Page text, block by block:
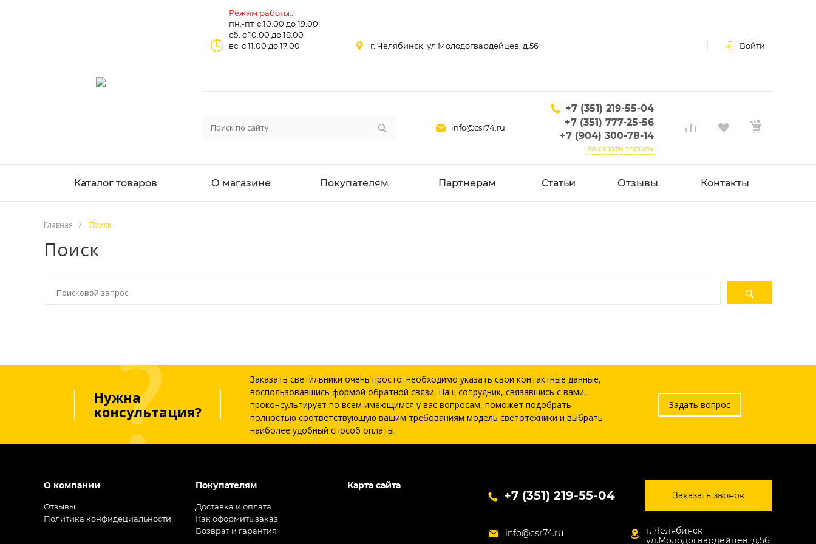
Режим работы::
пн.-пт. с 10.00 до 19.00
сб. с 10.00 до 18.00
вс. с 11.00 до 17.00
г. Челябинск, ул.Молодогвардейцев, д.56 Войти
info@csr74.ru
+7 (351) 219-55-04
+7 (351) 777-25-56
+7 (904) 300-78-14
Заказать звонок
Каталог товаров О магазине Покупателям Партнерам Статьи Отзывы Контакты
Главная / Поиск
Поиск
Нужна
консультация?
Заказать светильники очень просто: необходимо указать свои контактные данные,
воспользовавшись формой обратной связи. Наш сотрудник, связавшись с вами,
проконсультирует по всем имеющимся у вас вопросам, поможет подобрать
полностью соответствующую вашим требованиям модель светотехники и выбрать
наиболее удобный способ оплаты.
Задать вопрос
О компании
Отзывы
Политика конфидециальности
Покупателям
Доставка и оплата
Как оформить заказ
Возврат и гарантия
Карта сайта
+7 (351) 219-55-04 Заказать звонок
info@csr74.ru
г. Челябинск
ул.Молодогвардейцев, д.56